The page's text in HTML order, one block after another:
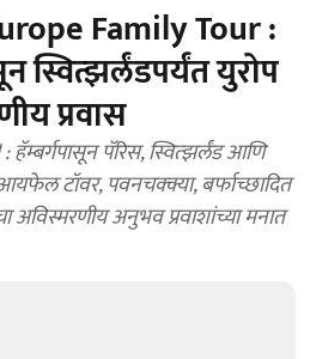
Family Tour :
युरोप
प्रवास
पॅरिस, स्वित्झर्लंड आणि
टॉवर, पवनचक्क्या, बर्फाच्छादित
अविस्मरणीय अनुभव प्रवाशांच्या मनात